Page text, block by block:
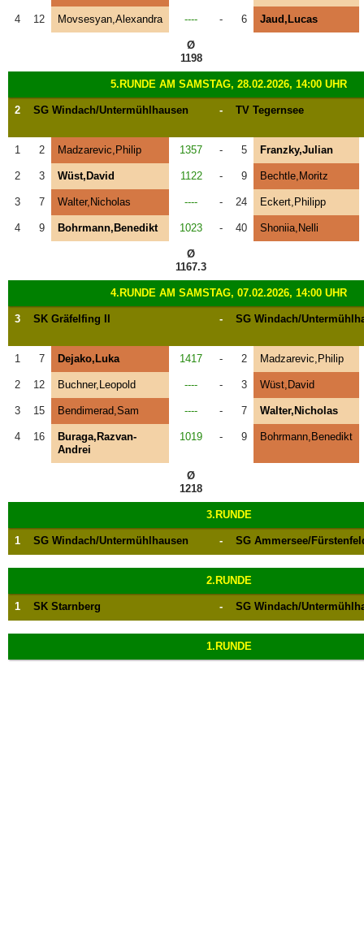
4 12 Movsesyan,Alexandra ---- - 6 Jaud,Lucas
Ø
1198
5.RUNDE AM SAMSTAG, 28.02.2026, 14:00 UHR
2 SG Windach/Untermühlhausen - TV Tegernsee
1 2 Madzarevic,Philip 1357 - 5 Franzky,Julian
2 3 Wüst,David 1122 - 9 Bechtle,Moritz
3 7 Walter,Nicholas ---- - 24 Eckert,Philipp
4 9 Bohrmann,Benedikt 1023 - 40 Shoniia,Nelli
Ø
1167.3
4.RUNDE AM SAMSTAG, 07.02.2026, 14:00 UHR
3 SK Gräfelfing II - SG Windach/
1 7 Dejako,Luka 1417 - 2 Madzarevic,Philip
2 12 Buchner,Leopold ---- - 3 Wüst,David
3 15 Bendimerad,Sam ---- - 7 Walter,Nicholas
4 16
Buraga,Razvan-
Andrei
1019 - 9 Bohrmann,Benedikt
Ø
1218
3.RUNDE
1 SG Windach/Untermühlhausen - SG Ammersee/
2.RUNDE
1 SK Starnberg - SG Windach/
1.RUNDE